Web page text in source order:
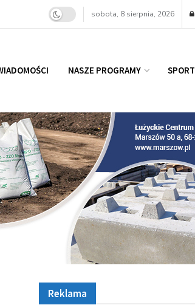
sobota, 8 sierpnia, 2026
NASZE PROGRAMY SPORT
Reklama